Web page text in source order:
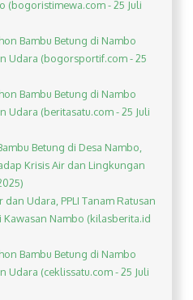
(bogoristimewa.com - 25 Juli
Bambu Betung di Nambo
Udara (bogorsportif.com - 25
Bambu Betung di Nambo
Udara (beritasatu.com - 25 Juli
Betung di Desa Nambo,
Krisis Air dan Lingkungan
Udara, PPLI Tanam Ratusan
Kawasan Nambo (kilasberita.id
Bambu Betung di Nambo
Udara (ceklissatu.com - 25 Juli